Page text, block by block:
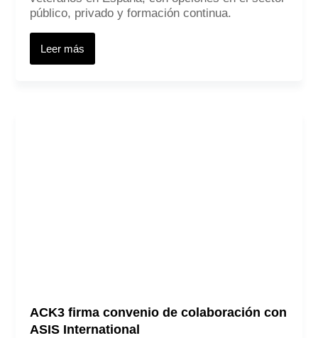
público, privado y formación continua.
Leer más
ACK3 firma convenio de colaboración con
ASIS International